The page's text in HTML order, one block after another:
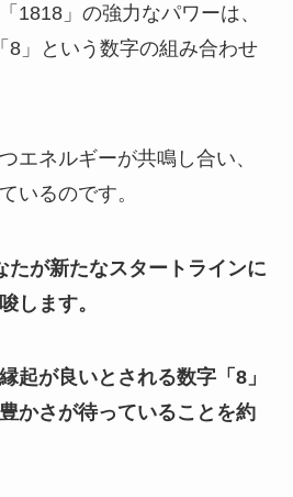
1818」の強力なパワーは、
8」という数字の組み合わせ
エネルギーが共鳴し合い、
いるのです。
たが新たなスタートラインに
します。
起が良いとされる数字「8」
かさが待っていることを約